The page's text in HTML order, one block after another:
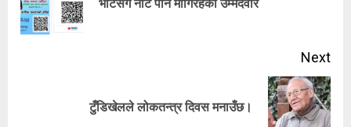
भोटसँगै नोट पनि मागिरहेका उम्मेदवार
Next
टुँडिखेलले लोकतन्त्र दिवस मनाउँछ।